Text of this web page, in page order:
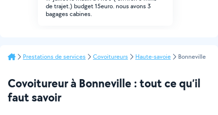
de trajet.) budget 15euro. nous avons 3
bagages cabines.
Prestations de services Covoitureurs Haute-savoie Bonneville
Covoitureur à Bonneville : tout ce qu’il
faut savoir